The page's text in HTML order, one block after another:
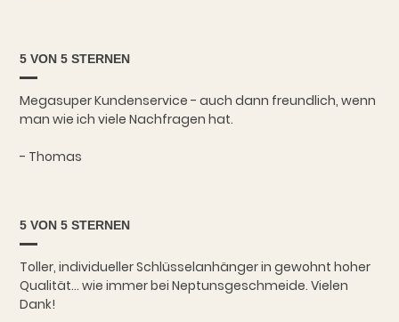
5 VON 5 STERNEN
Megasuper Kundenservice - auch dann freundlich, wenn
man wie ich viele Nachfragen hat.
- Thomas
5 VON 5 STERNEN
Toller, individueller Schlüsselanhänger in gewohnt hoher
Qualität... wie immer bei Neptunsgeschmeide. Vielen
Dank!